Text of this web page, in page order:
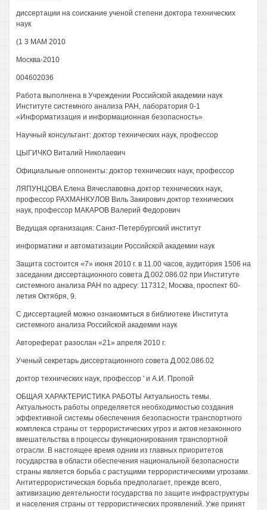
диссертации на соискание ученой степени доктора технических
наук
(1 3 МАМ 2010
Москва-2010
004602036
Работа выполнена в Учреждении Российской академии наук
Институте системного анализа РАН, лаборатория 0-1
«Информатизация и информационная безопасность»
Научный консультант: доктор технических наук, профессор
ЦЫГИЧКО Виталий Николаевич
Официальные оппоненты: доктор технических наук, профессор
ЛЯПУНЦОВА Елена Вячеславовна доктор технических наук,
профессор РАХМАНКУЛОВ Виль Закирович доктор технических
наук, профессор МАКАРОВ Валерий Федорович
Ведущая организация: Санкт-Петербургский институт
информатики и автоматизации Российской академии наук
Защита состоится «7» июня 2010 г. в 11.00 часов, аудитория 1506 на
заседании диссертационного совета Д.002.086.02 при Институте
системного анализа РАН по адресу: 117312, Москва, проспект 60-
летия Октября, 9.
С диссертацией можно ознакомиться в библиотеке Института
системного анализа Российской академии наук
Автореферат разослан «21» апреля 2010 г.
Ученый секретарь диссертационного совета Д.002.086.02
доктор технических наук, профессор ' и А.И. Пропой
ОБЩАЯ ХАРАКТЕРИСТИКА РАБОТЫ Актуальность темы.
Актуальность работы определяется необходимостью создания
эффективной системы обеспечения безопасности транспортного
комплекса страны от террористических угроз и актов незаконного
вмешательства в процессы функционирования транспортной
отрасли. В настоящее время одним из главных приоритетов
государства в области обеспечения национальной безопасности
страны является борьба с растущими террористическими угрозами.
Антитеррористическая борьба предполагает, прежде всего,
активизацию деятельности государства по защите инфраструктуры
и населения страны от террористических проявлений. Уже принят